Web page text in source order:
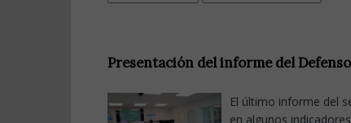
Presentación del informe del
El último informe del
en algunos